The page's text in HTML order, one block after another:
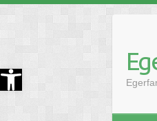
Eszköztár megnyitása